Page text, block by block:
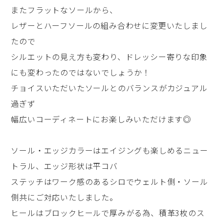
またフラットなソールから、
レザーとハーフソールの組み合わせに変更いたしまし
たので
シルエットの見え方も変わり、ドレッシー寄りな印象
にも変わったのではないでしょうか！
チョイスいただいたソールとのバランスがカジュアル
過ぎず
幅広いコーディネートにお楽しみいただけます◎
ソール・エッジカラーはエイジングも楽しめるニュー
トラル、エッジ形状は平コバ
ステッチはワーク感のあるシロでウェルト側・ソール
側共にご対応いたしました。
ヒールはブロックヒールで厚みがる為、積革3枚のス